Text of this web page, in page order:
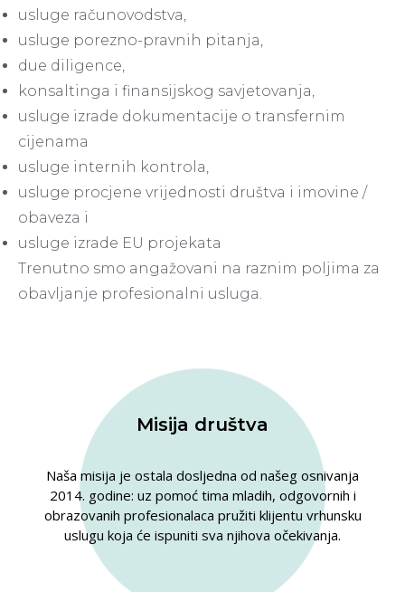
usluge računovodstva,
usluge porezno-pravnih pitanja,
due diligence,
konsaltinga i finansijskog savjetovanja,
usluge izrade dokumentacije o transfernim
cijenama
usluge internih kontrola,
usluge procjene vrijednosti društva i imovine /
obaveza i
usluge izrade EU projekata
Trenutno smo angažovani na raznim poljima za
obavljanje profesionalni usluga.
Misija društva
Naša misija je ostala dosljedna od našeg osnivanja
2014. godine: uz pomoć tima mladih, odgovornih i
obrazovanih profesionalaca pružiti klijentu vrhunsku
uslugu koja će ispuniti sva njihova očekivanja.